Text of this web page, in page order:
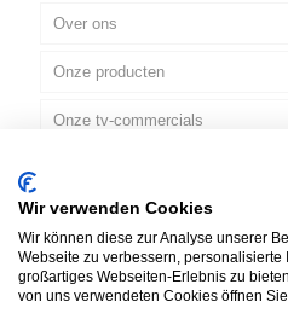
Over ons
Onze producten
Onze tv-commercials
NL
Wir verwenden Cookies
Wir können diese zur Analyse unserer
Webseite zu verbessern,
großartiges Webseiten-Erlebnis zu
von uns verwendeten Cookies öffnen